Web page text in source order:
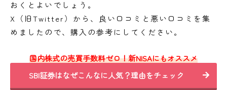
おくとよいでしょう。
X（旧Twitter）から、良い口コミと悪い口コミを集
めましたので、購入の参考にしてください。
国内株式の売買手数料ゼロ！新NISAにもオススメ
SBI証券はなぜこんなに人気？理由をチェック